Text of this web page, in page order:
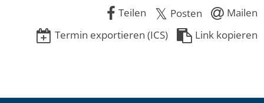
Teilen
Posten
Mailen
Termin exportieren (ICS)
Link kopieren